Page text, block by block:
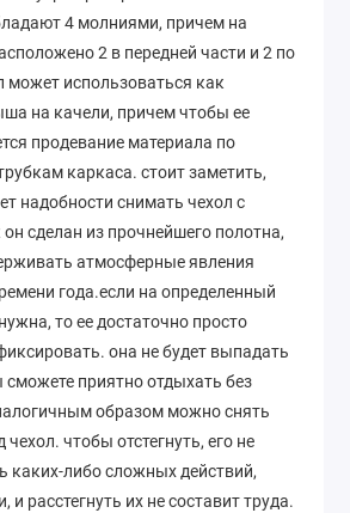
4 молниями, причем на
2 в передней части и 2 по
может использоваться как
на качели, причем чтобы ее
продевание материала по
каркаса. стоит заметить,
надобности снимать чехол с
сделан из прочнейшего полотна,
атмосферные явления
года.если на определенный
то ее достаточно просто
она не будет выпадать
приятно отдыхать без
образом можно снять
чехол. чтобы отстегнуть, его не
каких-либо сложных действий,
и расстегнуть их не составит труда.